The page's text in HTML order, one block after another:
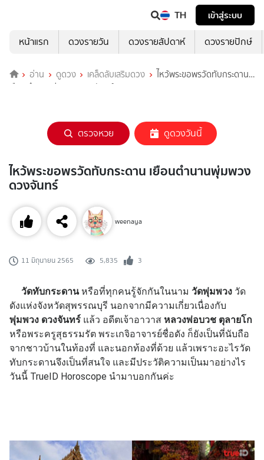
TH
เข้าสู่ระบบ
หน้าแรก
ดวงรายวัน ดวงรายสัปดาห์ ดวงรายปักษ์
อ่าน ดูดวง เคล็ดลับเสริมดวง
ไหว้พระขอพรวัดทับกระดาน
เยือนตำนานพุ่มพวง ดวงจันทร์
ตรวจหวย ดูดวงวันนี้
ไหว้พระขอพรวัดทับกระดาน เยือนตำนานพุ่มพวง
ดวงจันทร์
weenaya
11 มิถุนายน 2565 5,835 3
วัดทับกระดานหรือที่ทุกคนรู้จักกันในนาม วัดพุ่มพวง วัด
ดังแห่งจังหวัดสุพรรณบุรี นอกจากมีความเกี่ยวเนื่องกับ
พุ่มพวง ดวงจันทร์ แล้ว อดีตเจ้าอาวาส หลวงพ่อบวช ตุลายโก
หรือพระครูสุธรรมรัต พระเกจิอาจารย์ชื่อดัง ก็ยังเป็นที่นับถือ
จากชาวบ้านในท้องที่ และนอกท้องที่ด้วย แล้วเพราะอะไรวัด
ทับกระดานจึงเป็นที่สนใจ และมีประวัติความเป็นมาอย่างไร
วันนี้ TrueID Horoscope นำมาบอกกันค่ะ